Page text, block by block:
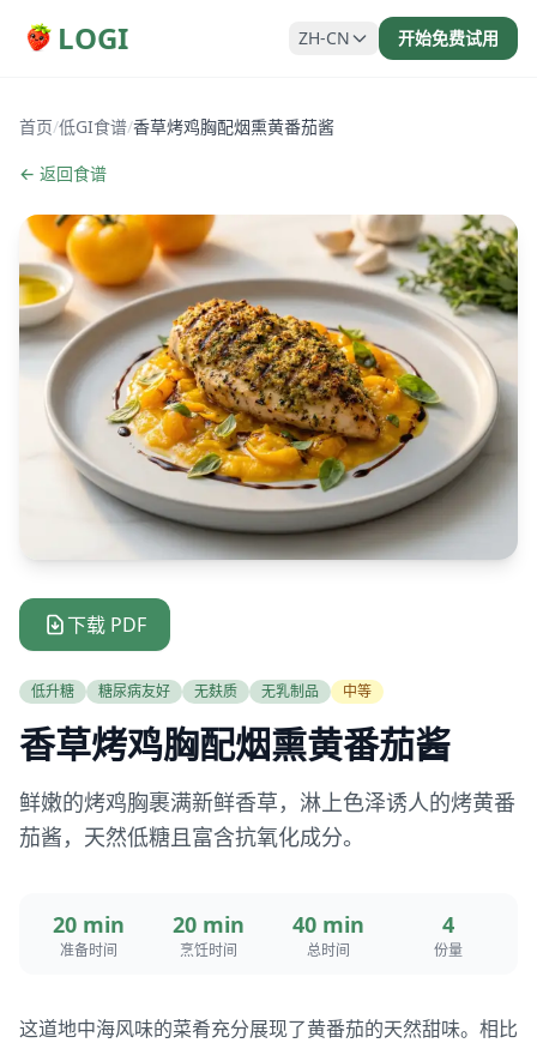
LOGI ZH-CN 开始免费试用
首页/低GI食谱/香草烤鸡胸配烟熏黄番茄酱
← 返回食谱
下载 PDF
低升糖 糖尿病友好 无麸质 无乳制品 中等
香草烤鸡胸配烟熏黄番茄酱
鲜嫩的烤鸡胸裹满新鲜香草，淋上色泽诱人的烤黄番
茄酱，天然低糖且富含抗氧化成分。
20 min
准备时间
20 min
烹饪时间
40 min
总时间
4
份量
这道地中海风味的菜肴充分展现了黄番茄的天然甜味。相比